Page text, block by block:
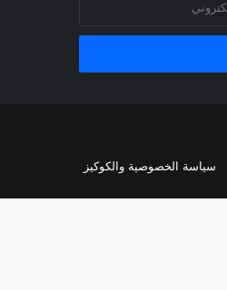
سياسة الخصوصية والكوكيز